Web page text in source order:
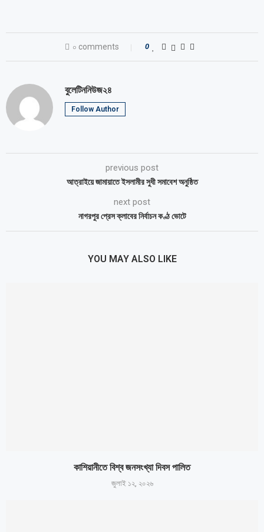
০ comments 0
বুলেটিননিউজ২৪
Follow Author
previous post
আত্রাইয়ে জামায়াতে ইসলামীর সুধী সমাবেশ অনুষ্ঠিত
next post
নাগরপুর প্রেস ক্লাবের নির্বাচন কণ্ঠ ভোটে
YOU MAY ALSO LIKE
কাশিয়ানীতে বিশ্ব জনসংখ্যা দিবস পালিত
জুলাই ১২, ২০২৬